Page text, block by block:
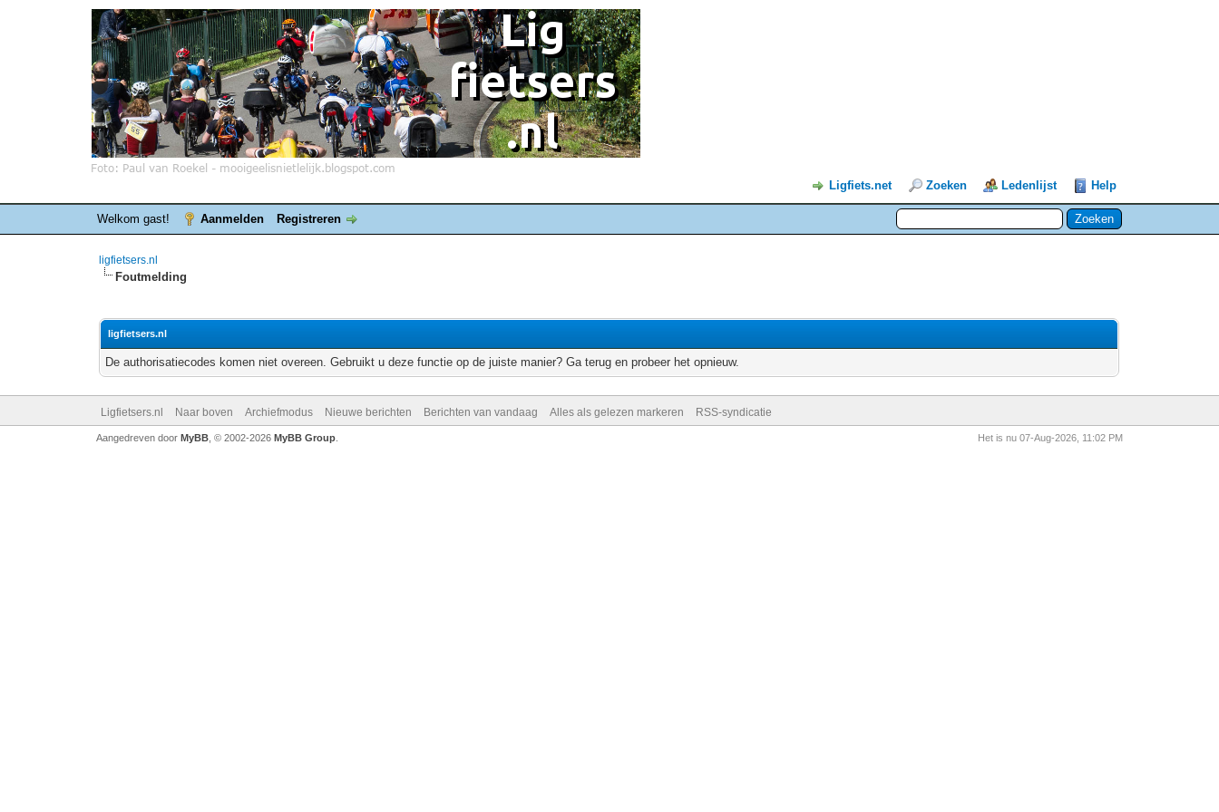
Ligfiets.net Zoeken Ledenlijst Help
Welkom gast! Aanmelden Registreren
ligfietsers.nl
Foutmelding
ligfietsers.nl
De authorisatiecodes komen niet overeen. Gebruikt u deze functie op de juiste manier? Ga terug en probeer het opnieuw.
Ligfietsers.nl Naar boven Archiefmodus Nieuwe berichten Berichten van vandaag Alles als gelezen markeren RSS-syndicatie
Het is nu 07-Aug-2026, 11:02 PM
Aangedreven door MyBB, © 2002-2026 MyBB Group.